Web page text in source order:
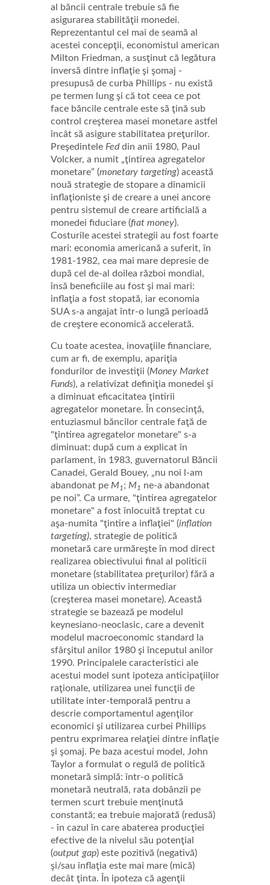
al băncii centrale trebuie să fie
asigurarea stabilităţii monedei.
Reprezentantul cel mai de seamă al
acestei concepţii, economistul american
Milton Friedman, a susţinut că legătura
inversă dintre inflaţie şi şomaj -
presupusă de curba Phillips - nu există
pe termen lung şi că tot ceea ce pot
face băncile centrale este să ţină sub
control creşterea masei monetare astfel
încât să asigure stabilitatea preţurilor.
Preşedintele Feddin anii 1980, Paul
Volcker, a numit „ţintirea agregatelor
monetare” (monetary targeting) această
nouă strategie de stopare a dinamicii
inflaţioniste şi de creare a unei ancore
pentru sistemul de creare artificială a
monedei fiduciare (fiat money).
Costurile acestei strategii au fost foarte
mari: economia americană a suferit, în
1981-1982, cea mai mare depresie de
după cel de-al doilea război mondial,
însă beneficiile au fost şi mai mari:
inflaţia a fost stopată, iar economia
SUA s-a angajat într-o lungă perioadă
de creştere economică accelerată.
Cu toate acestea, inovaţiile financiare,
cum ar fi, de exemplu, apariţia
fondurilor de investiţii (Money Market
Funds), a relativizat definiţia monedei şi
a diminuat eficacitatea ţintirii
agregatelor monetare. În consecinţă,
entuziasmul băncilor centrale faţă de
"ţintirea agregatelor monetare" s-a
diminuat: după cum a explicat în
parlament, în 1983, guvernatorul Băncii
Canadei, Gerald Bouey, „nu noi l-am
abandonat pe M1 ; M1 ne-a abandonat
pe noi”. Ca urmare, "ţintirea agregatelor
monetare" a fost înlocuită treptat cu
aşa-numita "ţintire a inflaţiei" (inflation
targeting), strategie de politică
monetară care urmăreşte în mod direct
realizarea obiectivului final al politicii
monetare (stabilitatea preţurilor) fără a
utiliza un obiectiv intermediar
(creşterea masei monetare). Această
strategie se bazează pe modelul
keynesiano-neoclasic, care a devenit
modelul macroeconomic standard la
sfârşitul anilor 1980 şi începutul anilor
1990. Principalele caracteristici ale
acestui model sunt ipoteza anticipaţiilor
raţionale, utilizarea unei funcţii de
utilitate inter-temporală pentru a
descrie comportamentul agenţilor
economici şi utilizarea curbei Phillips
pentru exprimarea relaţiei dintre inflaţie
şi şomaj. Pe baza acestui model, John
Taylor a formulat o regulă de politică
monetară simplă: într-o politică
monetară neutrală, rata dobânzii pe
termen scurt trebuie menţinută
constantă; ea trebuie majorată (redusă)
- în cazul în care abaterea producţiei
efective de la nivelul său potenţial
(output gap) este pozitivă (negativă)
şi/sau inflaţia este mai mare (mică)
decât ţinta. În ipoteza că agenţii